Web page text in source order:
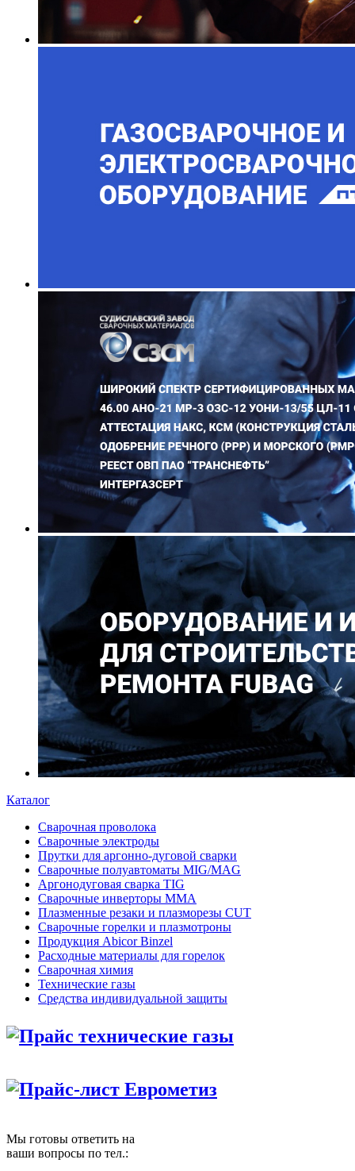
Каталог
Сварочная проволока
Сварочные электроды
Прутки для аргонно-дуговой сварки
Сварочные полуавтоматы MIG/MAG
Аргонодуговая сварка TIG
Сварочные инверторы MMA
Плазменные резаки и плазморезы CUT
Сварочные горелки и плазмотроны
Продукция Abicor Binzel
Расходные материалы для горелок
Сварочная химия
Технические газы
Средства индивидуальной защиты
Прайс технические газы
Прайс-лист Еврометиз
Мы готовы ответить на
ваши вопросы по тел.: